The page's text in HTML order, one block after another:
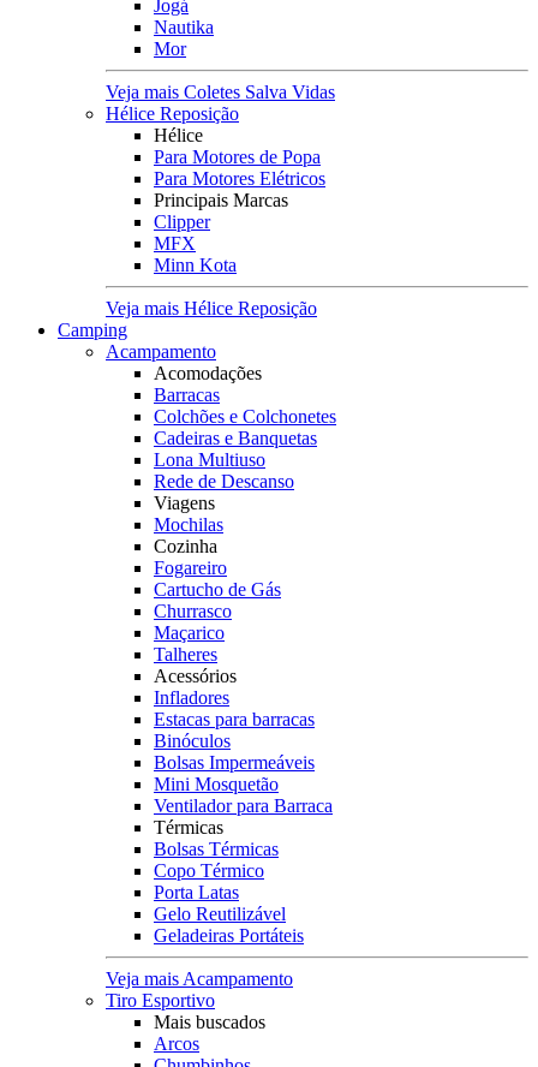
Jogá
Nautika
Mor
Veja mais Coletes Salva Vidas
Hélice Reposição
Hélice
Para Motores de Popa
Para Motores Elétricos
Principais Marcas
Clipper
MFX
Minn Kota
Veja mais Hélice Reposição
Camping
Acampamento
Acomodações
Barracas
Colchões e Colchonetes
Cadeiras e Banquetas
Lona Multiuso
Rede de Descanso
Viagens
Mochilas
Cozinha
Fogareiro
Cartucho de Gás
Churrasco
Maçarico
Talheres
Acessórios
Infladores
Estacas para barracas
Binóculos
Bolsas Impermeáveis
Mini Mosquetão
Ventilador para Barraca
Térmicas
Bolsas Térmicas
Copo Térmico
Porta Latas
Gelo Reutilizável
Geladeiras Portáteis
Veja mais Acampamento
Tiro Esportivo
Mais buscados
Arcos